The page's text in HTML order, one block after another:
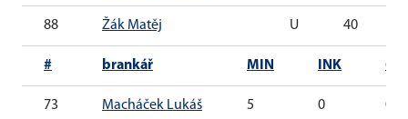
88 Žák Matěj U 40
# brankář MIN INK G
73 Macháček Lukáš 5 0 0